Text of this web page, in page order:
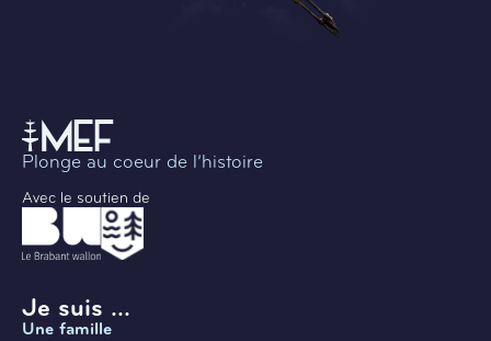
Plonge au coeur de l’histoire
Avec le soutien de
Je suis ...
Une famille